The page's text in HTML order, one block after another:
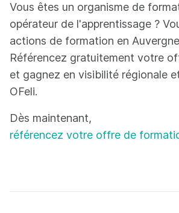
Vous êtes un organisme de
opérateur de l'apprentissage ?
actions de formation en
Référencez gratuitement votre
et gagnez en visibilité régionale
OFeli.
Dès maintenant,
référencez votre offre de